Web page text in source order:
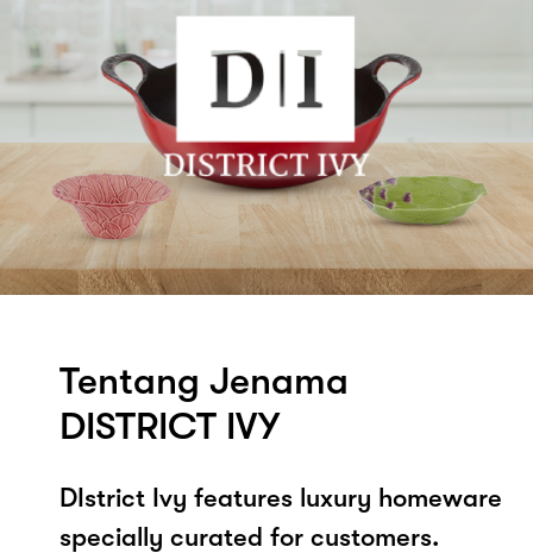
Tentang Jenama
DISTRICT IVY
DIstrict Ivy features luxury homeware
specially curated for customers.